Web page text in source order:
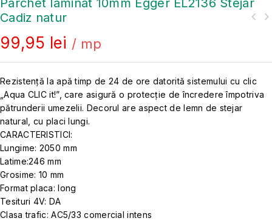
Parchet laminat 10mm Egger EL2136 Stejar
Cadiz natur
99,95 lei / mp
Rezistență la apă timp de 24 de ore datorită sistemului cu clic
„Aqua CLIC it!”, care asigură o protecție de încredere împotriva
pătrunderii umezelii. Decorul are aspect de lemn de stejar
natural, cu placi lungi.
CARACTERISTICI:
Lungime: 2050 mm
Latime:246 mm
Grosime: 10 mm
Format placa: long
Tesituri 4V: DA
Clasa trafic: AC5/33 comercial intens